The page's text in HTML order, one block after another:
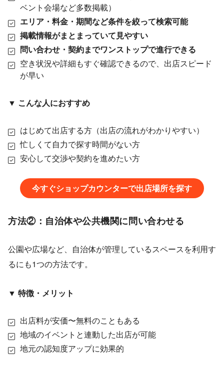
ベント会場など多数掲載）
エリア・料金・期間など条件を絞って検索可能
掲載情報がまとまっていて見やすい
問い合わせ・契約までワンストップで進行できる
空き状況や詳細もすぐ確認できるので、出店スピード
が早い
▼ こんな人におすすめ
はじめて出店する方（出店の流れがわかりやすい）
忙しくて自力で探す時間がない方
安心して交渉や契約を進めたい方
今すぐショップカウンターで出店場所を探す
方法②：自治体や公共機関に問い合わせる
公園や広場など、自治体が管理しているスペースを利用す
るにも1つの方法です。
▼ 特徴・メリット
出店料が安価〜無料のこともある
地域のイベントと連動した出店が可能
地元の認知度アップに効果的